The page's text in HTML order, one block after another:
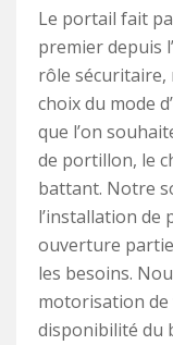
Le portail fait
premier depuis
rôle sécuritaire,
choix du mode
que l’on
de portillon, le
battant. Notre
l’installation
ouverture
les besoins.
motorisation
disponibilité du